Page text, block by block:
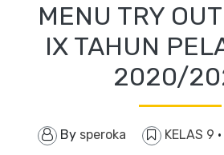
MENU TRY
IX TAHUN
2020/
By speroka KELAS 9 ·